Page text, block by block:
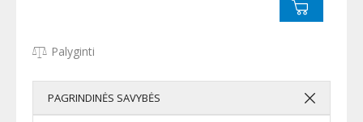
Palyginti
PAGRINDINĖS SAVYBĖS